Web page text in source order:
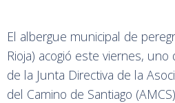
El albergue municipal de
Rioja) acogió este viernes,
de la Junta Directiva de la
del Camino de Santiago